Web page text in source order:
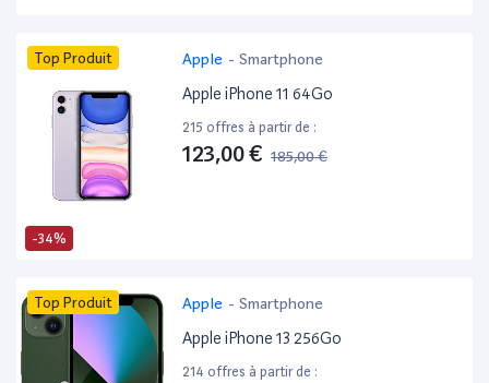
-34%
Top Produit Apple - Smartphone
Apple iPhone 11 64Go
215 offres à partir de :
123,00 € 185,00 €
Top Produit Apple - Smartphone
Apple iPhone 13 256Go
214 offres à partir de :